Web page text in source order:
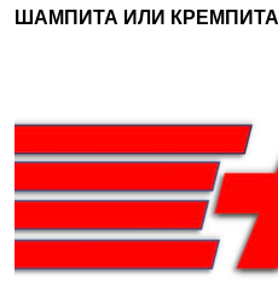
ШАМПИТА ИЛИ